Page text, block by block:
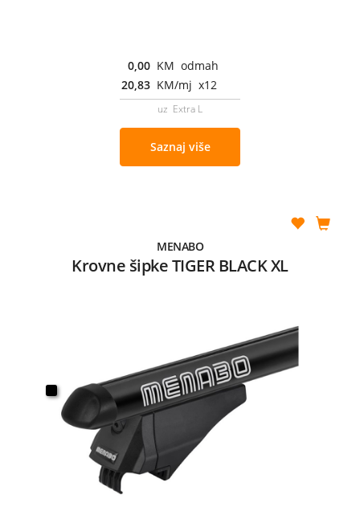
0,00 KM odmah
20,83 KM/mj x12
uz Extra L
Saznaj više
MENABO
Krovne šipke TIGER BLACK XL